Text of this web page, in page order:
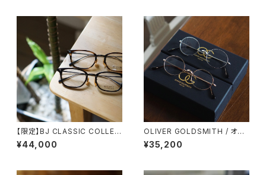
【限定】BJ CLASSIC COLLEC
TION COM-545NT スーペリ
アルーム 51サイズ 53サイズ
¥44,000
OLIVER GOLDSMITH / オリ
バーゴールドスミス Oliver Ov
al/Pro 46 オーバル
¥35,200